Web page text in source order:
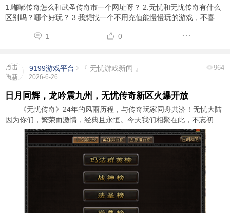
1.嘟嘟传奇怎么和武圣传奇市一个网址呀？ 2.无忧和无忧传奇有什么
区别吗？哪个好玩？ 3.我想找一个不用充值能慢慢玩的游戏，不喜欢
1
0
点击
重新
9199游戏平台 『 无忧游戏新闻 』
2026-6-26
964
日月同辉，龙吟震九州，无忧传奇新区火爆开放
《无忧传奇》24年的风雨历程，与传奇玩家同舟共济！无忧大陆
因为你们，繁荣而激情，经典且永恒。今天我们相聚在此，不忘初
心，再次出发，只为了证明，我们从未改变，体验充满激情的人生。
新区将在6月26日火爆开服，新区将采用 ...